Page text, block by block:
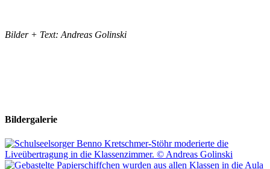
Bilder + Text: Andreas Golinski
Bildergalerie